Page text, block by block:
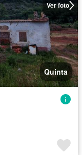
Ver foto
Quinta